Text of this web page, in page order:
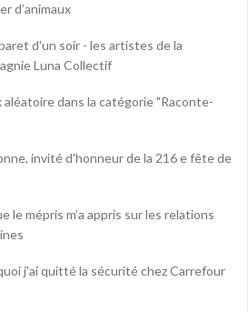
d’animaux
d'un soir - les artistes de la
Luna Collectif
aléatoire dans la catégorie "Raconte-
invité d'honneur de la 216 e fête de
le mépris m’a appris sur les relations
j'ai quitté la sécurité chez Carrefour